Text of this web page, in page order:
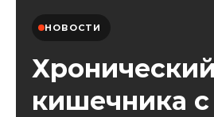
НОВОСТИ
кишечника с